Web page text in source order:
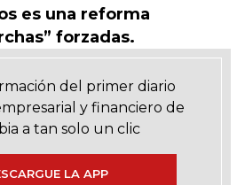
es una reforma
forzadas.
del primer diario
y financiero de
a tan solo un clic
LA APP